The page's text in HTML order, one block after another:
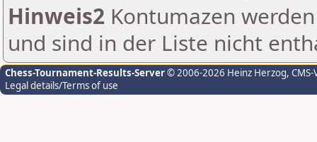
Hinweis2 Kontumazen
und sind in der Liste nicht
Chess-Tournament-Results-Server© 2006-2026 Heinz Herzog,
Legal details/Terms of use